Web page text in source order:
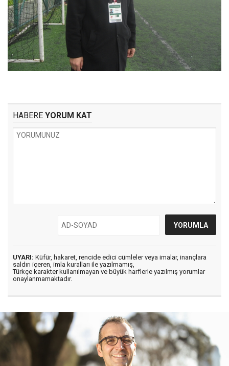
HABERE YORUM KAT
UYARI: Küfür, hakaret, rencide edici cümleler veya imalar, inançlara
saldırı içeren, imla kuralları ile yazılmamış,
Türkçe karakter kullanılmayan ve büyük harflerle yazılmış yorumlar
onaylanmamaktadır.